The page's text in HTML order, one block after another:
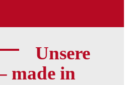
Unsere
made in